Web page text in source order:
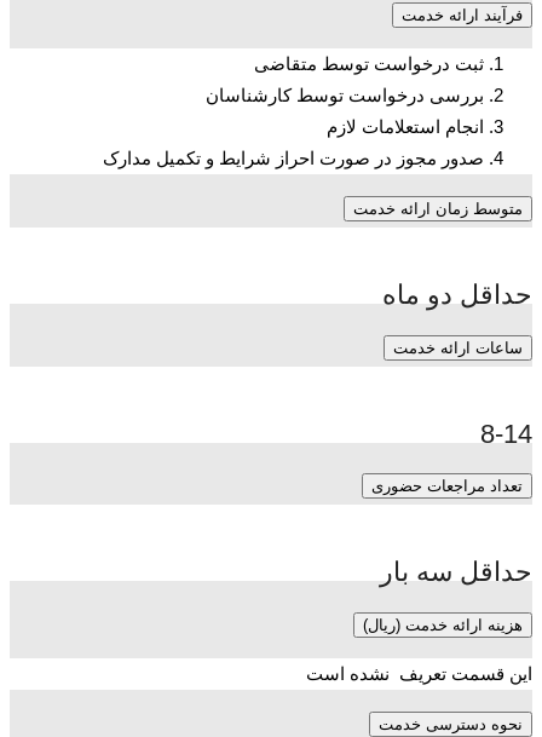
فرآیند ارائه خدمت
ثبت درخواست توسط متقاضی
بررسی درخواست توسط کارشناسان
انجام استعلامات لازم
صدور مجوز در صورت احراز شرایط و تکمیل مدارک
متوسط زمان ارائه خدمت
حداقل دو ماه
ساعات ارائه خدمت
8-14
تعداد مراجعات حضوری
حداقل سه بار
هزینه ارائه خدمت (ریال)
این قسمت تعریف نشده است
نحوه دسترسی خدمت